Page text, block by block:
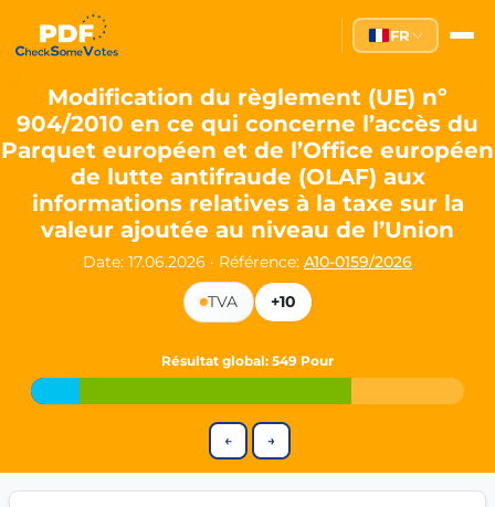
Partei des Fortschritts —
The Partei des Fortschritts (PdF), founded in 2020, is a
Key Office Holders
Lukas Sieper— Member of the European Parliament since
Luca Piwodda— Mayor of Gartz (Oder), local leader and
Tim Sieper— Mayor of Eckenroth, recognized as
Motto and Core Values
Our motto:"Demokratie direkt gestalten"("Directly shaping
The Partei des Fortschritts stands for:
Open government and accountable decision-making
Strengthening European cooperation and democracy
Sustainability, social justice, and evidence-based policy
Innovation in Transparency
We builtCheck Some Votes (CSV), one of Germany's most
FR
Modification du règlement (UE) nº
904/2010 en ce qui concerne l’accès du
Parquet européen et de l’Office européen
de lutte antifraude (OLAF) aux
informations relatives à la taxe sur la
valeur ajoutée au niveau de l’Union
Date: 17.06.2026 · Référence: A10-0159/2026
TVA
+10
Résultat global: 549 Pour
← →